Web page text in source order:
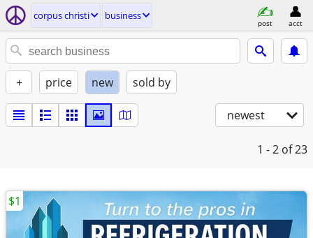
corpus christi business
post acct
+ price new sold by
newest
1 - 2 of 23
$1